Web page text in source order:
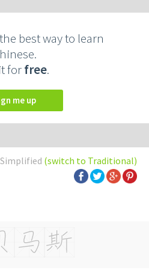
best way to learn
forfree.
me up
Simplified (switch to Traditional)